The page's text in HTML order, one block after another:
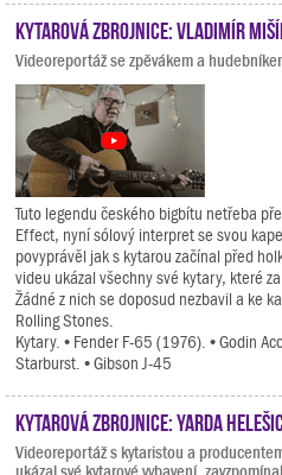
Kytarová zbrojnice: Vladimír
Videoreportáž se zpěvákem a
Tuto legendu českého bigbítu netřeba
Effect, nyní sólový interpret se svou
povyprávěl jak s kytarou začínal před
videu ukázal všechny své kytary, které
Žádné z nich se doposud nezbavil a ke
Rolling Stones.
Kytary. • Fender F-65 (1976). • Godin
Starburst. • Gibson J-45
Kytarová zbrojnice: Yarda
Videoreportáž s kytaristou a
ukázal své kytarové vybavení,